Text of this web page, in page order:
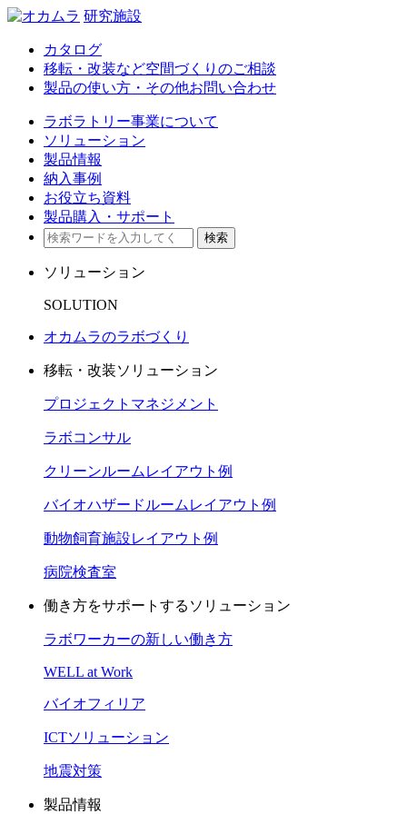
研究施設
カタログ
移転・改装など空間づくりのご相談
製品の使い方・その他お問い合わせ
ラボラトリー事業について
ソリューション
製品情報
納入事例
お役立ち資料
製品購入・サポート
検索
ソリューション
SOLUTION
オカムラのラボづくり
移転・改装ソリューション
プロジェクトマネジメント
ラボコンサル
クリーンルームレイアウト例
バイオハザードルームレイアウト例
動物飼育施設レイアウト例
病院検査室
働き方をサポートするソリューション
ラボワーカーの新しい働き方
WELL at Work
バイオフィリア
ICTソリューション
地震対策
製品情報